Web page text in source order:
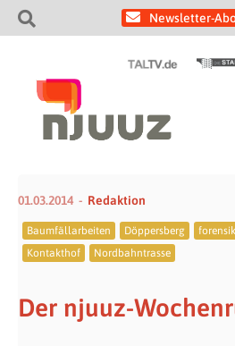
Newsletter-
01.03.2014 Redaktion
Baumfällarbeiten Döppersberg forensik
Kontakthof
Nordbahntrasse
Der njuuz-